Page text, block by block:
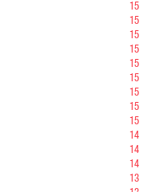
15
15
15
15
15
15
15
15
15
14
14
14
13